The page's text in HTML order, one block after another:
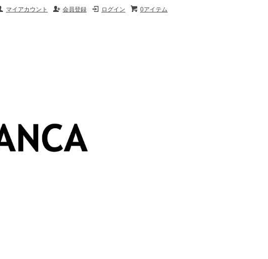
0アイテム
ログイン
会員登録
マイアカウント